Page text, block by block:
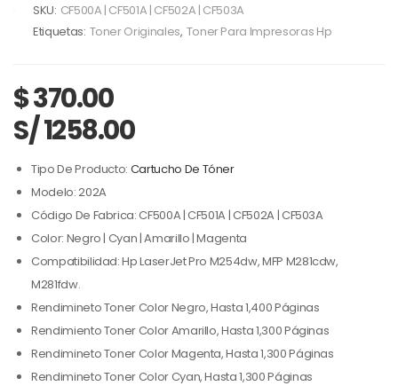
SKU: CF500A | CF501A | CF502A | CF503A
Etiquetas: Toner Originales, Toner Para Impresoras Hp
$370.00
S/ 1258.00
Tipo De Producto: Cartucho De Tóner
Modelo: 202A
Código De Fabrica: CF500A | CF501A | CF502A | CF503A
Color: Negro | Cyan | Amarillo | Magenta
Compatibilidad: Hp LaserJet Pro M254dw, MFP M281cdw,
M281fdw.
Rendimineto Toner Color Negro, Hasta 1,400 Páginas
Rendimiento Toner Color Amarillo, Hasta 1,300 Páginas
Rendimineto Toner Color Magenta, Hasta 1,300 Páginas
Rendimineto Toner Color Cyan, Hasta 1,300 Páginas